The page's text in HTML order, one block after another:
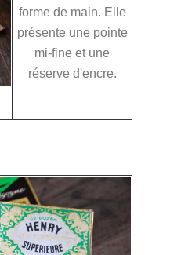
forme de main. Elle
présente une pointe
mi-fine et une
réserve d'encre.